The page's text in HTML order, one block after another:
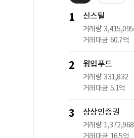
1 신스틸
거래량 3,415,095
거래대금 60.7억
2 윙입푸드
거래량 331,832
거래대금 5.1억
3 상상인증권
거래량 1,372,968
거래대금 16.5억